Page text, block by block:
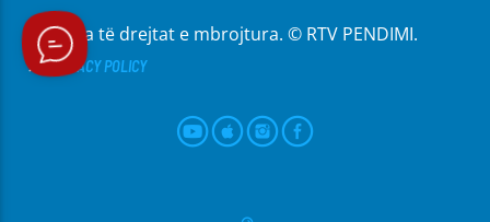
Të gjitha të drejtat e mbrojtura. © RTV PENDIMI.
PRIVACY POLICY